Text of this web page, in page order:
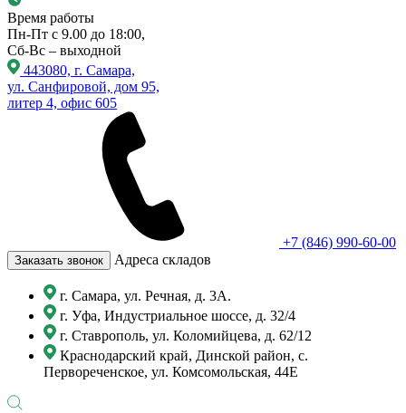
Время работы
Пн-Пт с 9.00 до 18:00,
Сб-Вс – выходной
443080, г. Самара,
ул. Санфировой, дом 95,
литер 4, офис 605
+7 (846) 990-60-00
Заказать звонок Адреса складов
г. Самара, ул. Речная, д. 3А.
г. Уфа, Индустриальное шоссе, д. 32/4
г. Ставрополь, ул. Коломийцева, д. 62/12
Краснодарский край, Динской район, с.
Первореченское, ул. Комсомольская, 44Е